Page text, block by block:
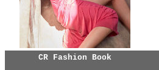
CR Fashion Book